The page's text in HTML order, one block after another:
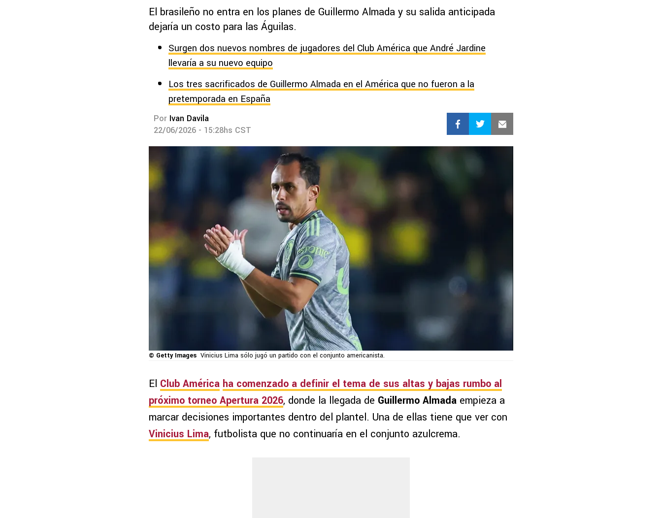
El brasileño no entra en los planes de Guillermo Almada y su salida anticipada
dejaría un costo para las Águilas.
Surgen dos nuevos nombres de jugadores del Club América que André Jardine
llevaría a su nuevo equipo
Los tres sacrificados de Guillermo Almada en el América que no fueron a la
pretemporada en España
Por Ivan Davila
22/06/2026 - 15:28hs CST
© Getty Images Vinicius Lima sólo jugó un partido con el conjunto americanista.
El Club América ha comenzado a definir el tema de sus altas y bajas rumbo al
próximo torneo Apertura 2026, donde la llegada de Guillermo Almada empieza a
marcar decisiones importantes dentro del plantel. Una de ellas tiene que ver con
Vinicius Lima, futbolista que no continuaría en el conjunto azulcrema.